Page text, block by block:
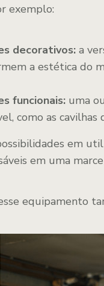
exemplo:
decorativos:a
a estética do
funcionais:uma
como as
em
em uma
equipamento